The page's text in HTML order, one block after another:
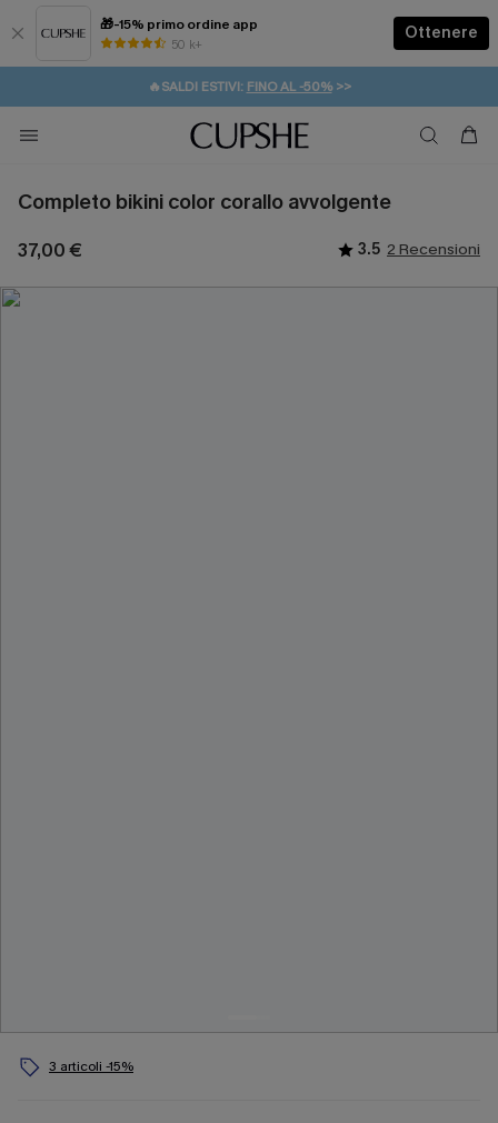
🎁-15% primo ordine app
50 k+
Ottenere
⚡️-15% SUGLI ESSENZIALI DA VACANZA | ACQUISTA
🔥SALDI ESTIVI: FINO AL -50%>>
🚚SPEDIZIONE GRATUITA DA 49€
💌REGALO PER I NUOVI: 20% DI SCONTO*
Completo bikini color corallo avvolgente
37,00 € 3.5 2 Recensioni
3 articoli -15%